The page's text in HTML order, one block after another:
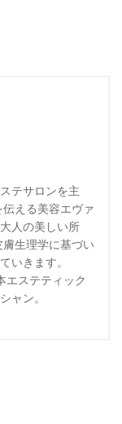
テサロンを主
える美容エヴァ
人の美しい所
生理学に基づい
いきます。
エステティック
ャン。